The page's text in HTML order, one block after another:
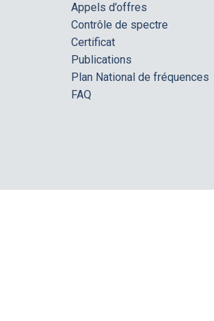
Appels d’offres
Contrôle de spectre
Certificat
Publications
Plan National de fréquences
FAQ